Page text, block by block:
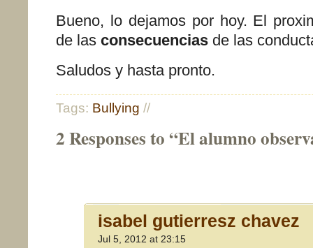
Bueno, lo dejamos por hoy. El
de las consecuencias de las
Saludos y hasta pronto.
Tags: Bullying //
2 Responses to “El alumno
isabel gutierresz chavez
Jul 5, 2012 at 23:15